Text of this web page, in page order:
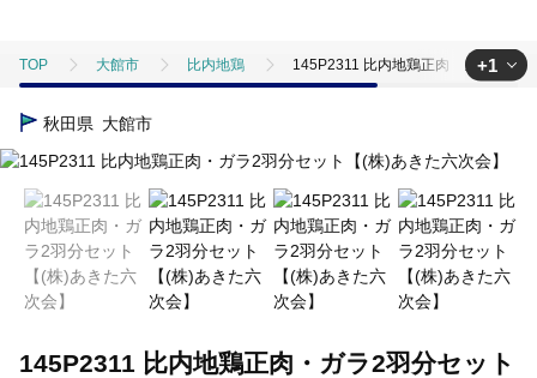
TOP 大館市 比内地鶏 145P2311 比内地鶏正肉・ガラ2羽分
TOP
+1
秋田県 大館市
145P2311 比内地鶏正肉・ガラ2羽分セット